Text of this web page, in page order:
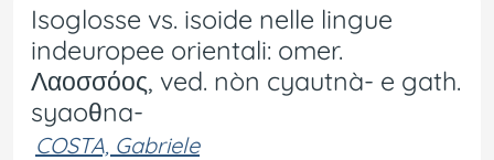
Isoglosse vs. isoide nelle lingue
indeuropee orientali: omer.
Λαοσσόος, ved. nòn cyautnà- e gath.
syaoθna-
COSTA, Gabriele